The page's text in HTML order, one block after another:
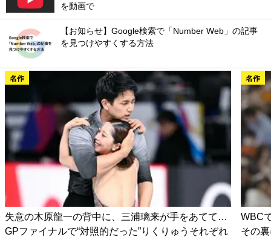
を動画で
【お知らせ】Google検索で「Number Web」の記事
を見つけやすくする方法
名作
失意の木原龍一の背中に、三浦璃来が手をあてて…
GPファイナルで“対照的だった”りくりゅうそれぞれ
名作
WBC
その